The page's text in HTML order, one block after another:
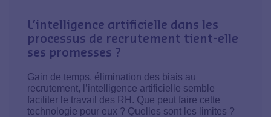
L’intelligence artificielle dans les
processus de recrutement tient-elle
ses promesses ?
Gain de temps, élimination des biais au
recrutement, l’intelligence artificielle semble
faciliter le travail des RH. Que peut faire cette
technologie pour eux ? Quelles sont les limites ?